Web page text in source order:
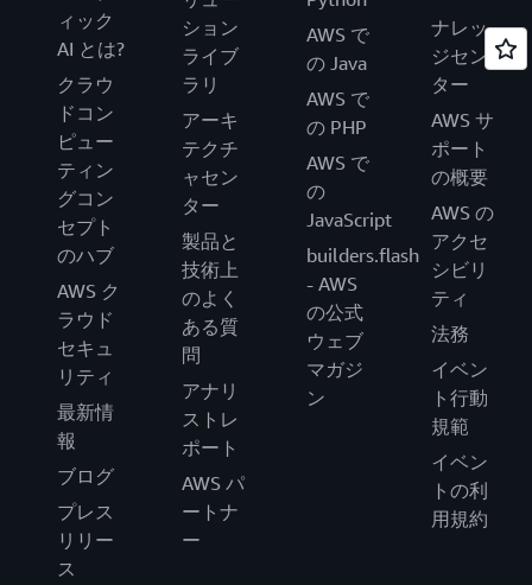
ィック
AI とは?
クラウ
ドコン
ピュー
ティン
グコン
セプト
のハブ
AWS ク
ラウド
セキュ
リティ
最新情
報
ブログ
プレス
リリー
ス
ション
ライブ
ラリ
アーキ
テクチ
ャセン
ター
製品と
技術上
のよく
ある質
問
アナリ
ストレ
ポート
AWS パ
ートナ
ー
AWS で
の Java
AWS で
の PHP
AWS で
の
JavaScript
builders.flash
- AWS
の公式
ウェブ
マガジ
ン
ナレッ
ジセン
ター
AWS サ
ポート
の概要
AWS の
アクセ
シビリ
ティ
法務
イベン
ト行動
規範
イベン
トの利
用規約